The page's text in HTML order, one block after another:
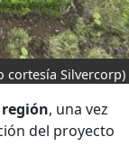
cortesía Silvercorp)
, una vez
del proyecto